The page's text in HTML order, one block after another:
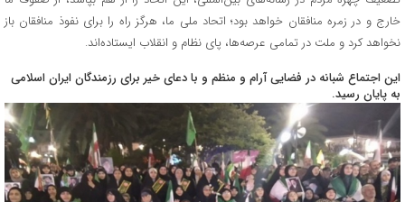
خارج و در زمره منافقان خواهد بود؛ اتحاد ملی ما، هرگز راه را برای نفوذ منافقان باز
نخواهد کرد و ملت در تمامی عرصه‌ها، پای نظام و انقلاب ایستاده‌اند.
این اجتماع شبانه در فضایی آرام و منظم و با دعای خیر برای رزمندگان ایران اسلامی
به پایان رسید.